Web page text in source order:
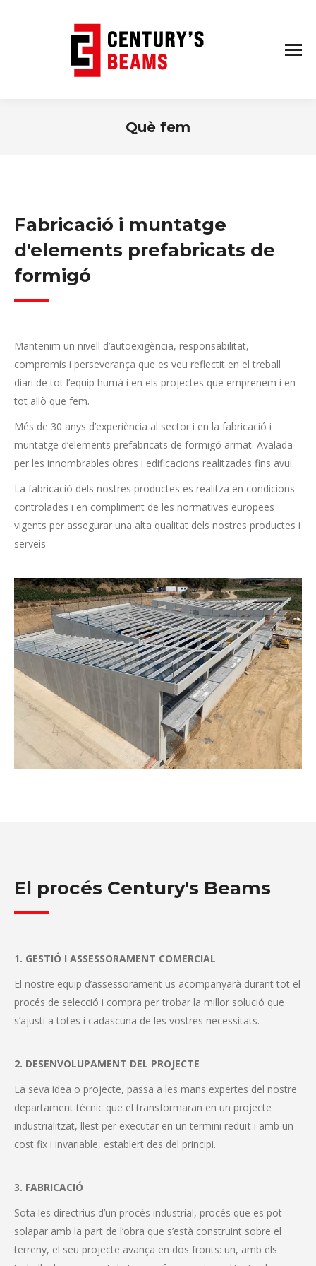
Què fem
Fabricació i muntatge
d'elements prefabricats de
formigó
Mantenim un nivell d’autoexigència, responsabilitat,
compromís i perseverança que es veu reflectit en el treball
diari de tot l’equip humà i en els projectes que emprenem i en
tot allò que fem.
Més de 30 anys d’experiència al sector i en la fabricació i
muntatge d’elements prefabricats de formigó armat. Avalada
per les innombrables obres i edificacions realitzades fins avui.
La fabricació dels nostres productes es realitza en condicions
controlades i en compliment de les normatives europees
vigents per assegurar una alta qualitat dels nostres productes i
serveis
El procés Century's Beams
1. GESTIÓ I ASSESSORAMENT COMERCIAL
El nostre equip d’assessorament us acompanyarà durant tot el
procés de selecció i compra per trobar la millor solució que
s’ajusti a totes i cadascuna de les vostres necessitats.
2. DESENVOLUPAMENT DEL PROJECTE
La seva idea o projecte, passa a les mans expertes del nostre
departament tècnic que el transformaran en un projecte
industrialitzat, llest per executar en un termini reduït i amb un
cost fix i invariable, establert des del principi.
3. FABRICACIÓ
Sota les directrius d’un procés industrial, procés que es pot
solapar amb la part de l’obra que s’està construint sobre el
terreny, el seu projecte avança en dos fronts: un, amb els